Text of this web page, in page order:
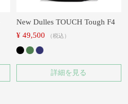
New Dulles TOUCH Tough F4
¥ 49,500 税込
詳細を見る